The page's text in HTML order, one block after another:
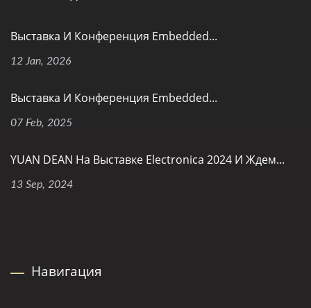
Выставка И Конференция Embedded...
12 Jan, 2026
Выставка И Конференция Embedded...
07 Feb, 2025
YUAN DEAN На Выставке Electronica 2024 И Ждем...
13 Sep, 2024
Навигация